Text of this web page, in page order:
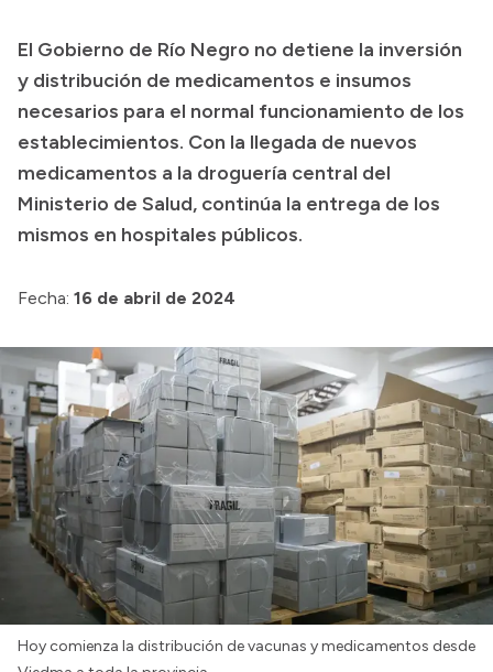
Boletín Oficial
Compras y licitaciones
Consulta de expedientes
Consulta de pago a proveedores
Convocatorias
Intranet
El Gobierno de Río Negro no detiene la inversión
y distribución de medicamentos e insumos
necesarios para el normal funcionamiento de los
establecimientos. Con la llegada de nuevos
medicamentos a la droguería central del
Ministerio de Salud, continúa la entrega de los
mismos en hospitales públicos.
Fecha: 16 de abril de 2024
Hoy comienza la distribución de vacunas y medicamentos desde